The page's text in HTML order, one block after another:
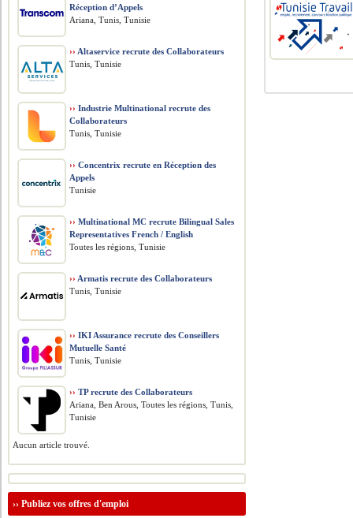
Réception d’Appels
Ariana, Tunis, Tunisie
›› Altaservice recrute des Collaborateurs
Tunis, Tunisie
›› Industrie Multinational recrute des
Collaborateurs
Tunis, Tunisie
›› Concentrix recrute en Réception des
Appels
Tunisie
›› Multinational MC recrute Bilingual Sales
Representatives French / English
Toutes les régions, Tunisie
›› Armatis recrute des Collaborateurs
Tunis, Tunisie
›› IKI Assurance recrute des Conseillers
Mutuelle Santé
Tunis, Tunisie
›› TP recrute des Collaborateurs
Ariana, Ben Arous, Toutes les régions, Tunis,
Tunisie
Aucun article trouvé.
››Publiez vos offres d'emploi